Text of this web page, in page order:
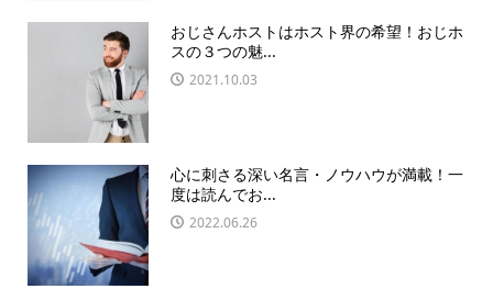
おじさんホストはホスト界の希望！おじホ
スの３つの魅...
2021.10.03
心に刺さる深い名言・ノウハウが満載！一
度は読んでお...
2022.06.26